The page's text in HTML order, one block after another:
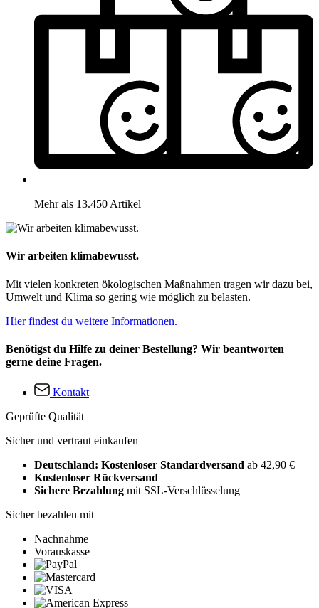
Mehr als 13.450 Artikel
Wir arbeiten klimabewusst.
Mit vielen konkreten ökologischen Maßnahmen tragen wir dazu bei,
Umwelt und Klima so gering wie möglich zu belasten.
Hier findest du weitere Informationen.
Benötigst du Hilfe zu deiner Bestellung? Wir beantworten
gerne deine Fragen.
Kontakt
Geprüfte Qualität
Sicher und vertraut einkaufen
Deutschland: Kostenloser Standardversand ab 42,90 €
Kostenloser Rückversand
Sichere Bezahlung mit SSL-Verschlüsselung
Sicher bezahlen mit
Nachnahme
Vorauskasse